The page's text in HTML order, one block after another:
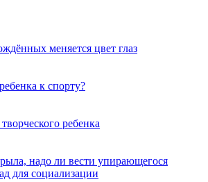
меняется цвет глаз
к спорту?
ребенка
надо ли вести упирающегося
для социализации